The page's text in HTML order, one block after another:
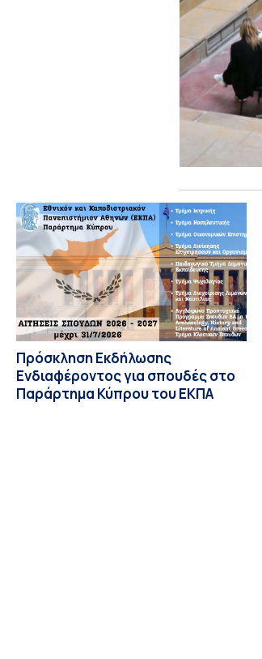
Πρόσκληση Εκδήλωσης
Ενδιαφέροντος για σπουδές στο
Παράρτημα Κύπρου του ΕΚΠΑ